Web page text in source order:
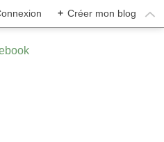
+ Créer mon blog